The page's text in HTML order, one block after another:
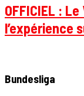
OFFICIEL :
l’expérience
Bundesliga